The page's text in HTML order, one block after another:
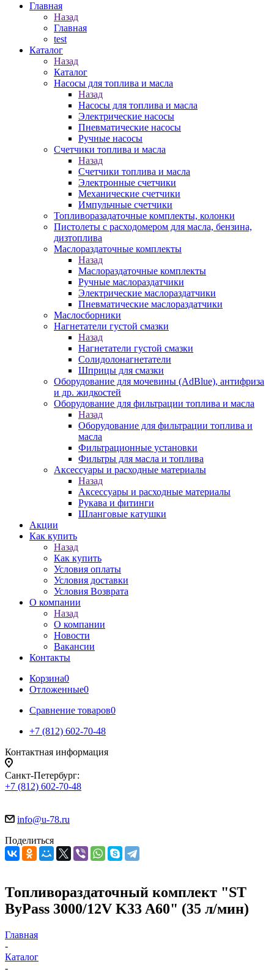
Главная
Назад
Главная
test
Каталог
Назад
Каталог
Насосы для топлива и масла
Назад
Насосы для топлива и масла
Электрические насосы
Пневматические насосы
Ручные насосы
Счетчики топлива и масла
Назад
Счетчики топлива и масла
Электронные счетчики
Механические счетчики
Импульчные счетчики
Топливоразадаточные комплекты, колонки
Пистолеты с расходомером для масла, бензина,
дизтоплива
Маслораздаточные комплекты
Назад
Маслораздаточные комплекты
Ручные маслораздатчики
Электрические маслораздатчики
Пневматические маслораздатчики
Маслосборники
Нагнетатели густой смазки
Назад
Нагнетатели густой смазки
Солидолонагнетатели
Шприцы для смазки
Оборудование для мочевины (AdBlue), антифриза
и др. жидкостей
Оборудование для фильтрации топлива и масла
Назад
Оборудование для фильтрации топлива и
масла
Фильтрационные установки
Фильтры для масла и топлива
Аксессуары и расходные материалы
Назад
Аксессуары и расходные материалы
Рукава и фитинги
Шланговые катушки
Акции
Как купить
Назад
Как купить
Условия оплаты
Условия доставки
Условия Возврата
О компании
Назад
О компании
Новости
Вакансии
Контакты
Корзина0
Отложенные0
Сравнение товаров0
+7 (812) 602-70-48
Контактная информация
Санкт-Петербург:
+7 (812) 602-70-48
info@u-78.ru
Поделиться
Топливораздаточный комплект "ST
ByPass 3000/12V K33 A60" (35 л/мин)
Главная
-
Каталог
-